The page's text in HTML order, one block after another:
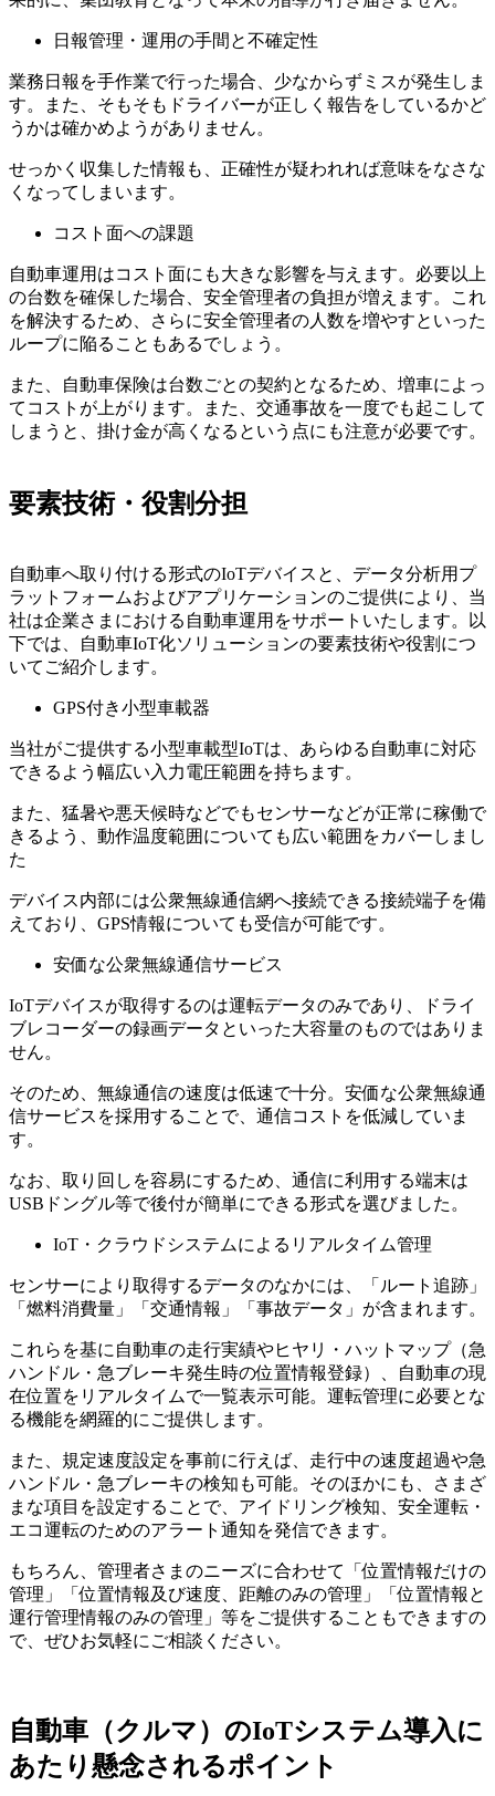
日報管理・運用の手間と不確定性
業務日報を手作業で行った場合、少なからずミスが発生しま
す。また、そもそもドライバーが正しく報告をしているかど
うかは確かめようがありません。
せっかく収集した情報も、正確性が疑われれば意味をなさな
くなってしまいます。
コスト面への課題
自動車運用はコスト面にも大きな影響を与えます。必要以上
の台数を確保した場合、安全管理者の負担が増えます。これ
を解決するため、さらに安全管理者の人数を増やすといった
ループに陥ることもあるでしょう。
また、自動車保険は台数ごとの契約となるため、増車によっ
てコストが上がります。また、交通事故を一度でも起こして
しまうと、掛け金が高くなるという点にも注意が必要です。
要素技術・役割分担
自動車へ取り付ける形式のIoTデバイスと、データ分析用プ
ラットフォームおよびアプリケーションのご提供により、当
社は企業さまにおける自動車運用をサポートいたします。以
下では、自動車IoT化ソリューションの要素技術や役割につ
いてご紹介します。
GPS付き小型車載器
当社がご提供する小型車載型IoTは、あらゆる自動車に対応
できるよう幅広い入力電圧範囲を持ちます。
また、猛暑や悪天候時などでもセンサーなどが正常に稼働で
きるよう、動作温度範囲についても広い範囲をカバーしまし
た
デバイス内部には公衆無線通信網へ接続できる接続端子を備
えており、GPS情報についても受信が可能です。
安価な公衆無線通信サービス
IoTデバイスが取得するのは運転データのみであり、ドライ
ブレコーダーの録画データといった大容量のものではありま
せん。
そのため、無線通信の速度は低速で十分。安価な公衆無線通
信サービスを採用することで、通信コストを低減していま
す。
なお、取り回しを容易にするため、通信に利用する端末は
USBドングル等で後付が簡単にできる形式を選びました。
IoT・クラウドシステムによるリアルタイム管理
センサーにより取得するデータのなかには、「ルート追跡」
「燃料消費量」「交通情報」「事故データ」が含まれます。
これらを基に自動車の走行実績やヒヤリ・ハットマップ（急
ハンドル・急ブレーキ発生時の位置情報登録）、自動車の現
在位置をリアルタイムで一覧表示可能。運転管理に必要とな
る機能を網羅的にご提供します。
また、規定速度設定を事前に行えば、走行中の速度超過や急
ハンドル・急ブレーキの検知も可能。そのほかにも、さまざ
まな項目を設定することで、アイドリング検知、安全運転・
エコ運転のためのアラート通知を発信できます。
もちろん、管理者さまのニーズに合わせて「位置情報だけの
管理」「位置情報及び速度、距離のみの管理」「位置情報と
運行管理情報のみの管理」等をご提供することもできますの
で、ぜひお気軽にご相談ください。
自動車（クルマ）のIoTシステム導入に
あたり懸念されるポイント